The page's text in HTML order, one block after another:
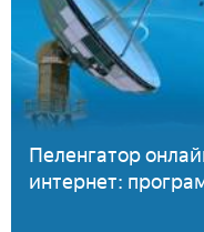
Пеленгатор
интернет: